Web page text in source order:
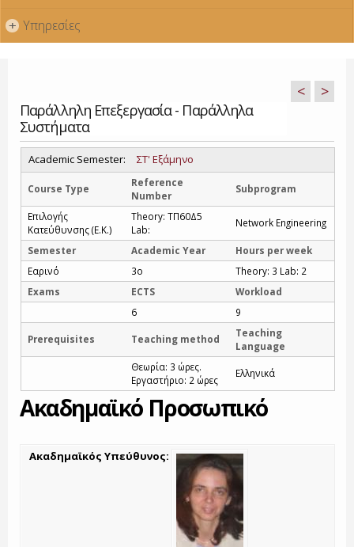
+ Υπηρεσίες
Παράλληλη Επεξεργασία - Παράλληλα
Συστήματα
Academic Semester: ΣΤ' Εξάμηνο
Course Type
Reference
Number
Subprogram
Επιλογής
Κατεύθυνσης (Ε.Κ.)
Theory: ΤΠ60Δ5
Lab:
Network Engineering
Semester Academic Year
Hours per week
Εαρινό
3o
Theory: 3 Lab: 2
Exams
ECTS
Workload
6
9
Prerequisites Teaching method
Teaching
Language
Θεωρία: 3 ώρες.
Εργαστήριο: 2 ώρες
Ελληνικά
< >
Ακαδημαϊκό Προσωπικό
Ακαδημαϊκός Υπεύθυνος: